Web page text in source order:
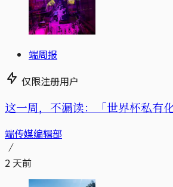
端周报
仅限注册用户
这一周，不漏读：「世界杯私有
端传媒编辑部
2 天前